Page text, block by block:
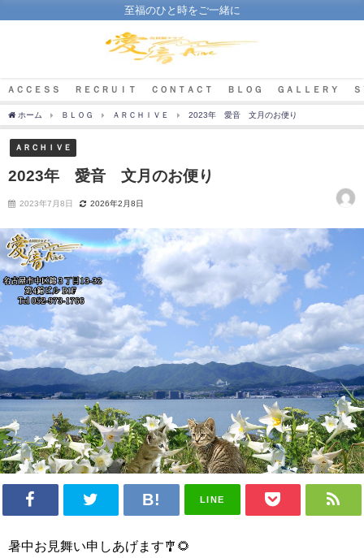
至福のひと時をご一緒に
ＡＣＣＥＳＳ ＲＥＣＲＵＩＴ ＣＯＮＴＡＣＴ ＢＬＯＧ ＧＡＬＬＥＲＹ
ホーム ＢＬＯＧ ＡＲＣＨＩＶＥ 2023年 愛音 文月のお便り
ＡＲＣＨＩＶＥ
2023年 愛音 文月のお便り
2023年7月8日 2026年2月8日
LINE
暑中お見舞い申しあげます🎐🌻